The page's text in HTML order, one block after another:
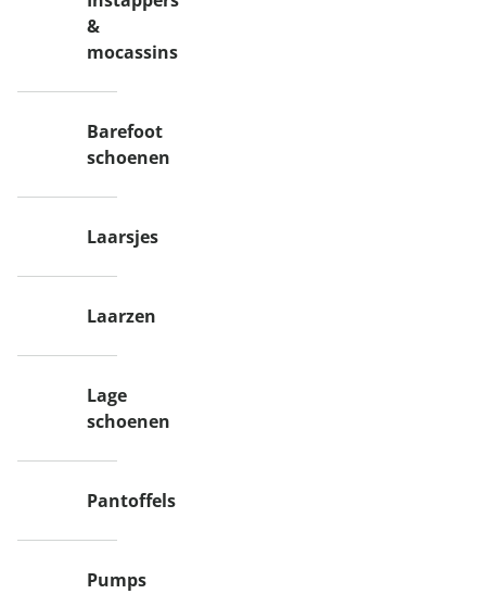
&
mocassins
Barefoot
schoenen
Laarsjes
Laarzen
Lage
schoenen
Pantoffels
Pumps